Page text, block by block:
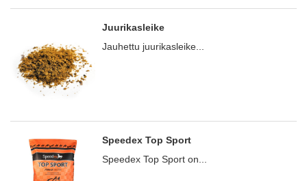
Juurikasleike
Jauhettu juurikasleike...
Speedex Top Sport
Speedex Top Sport on...